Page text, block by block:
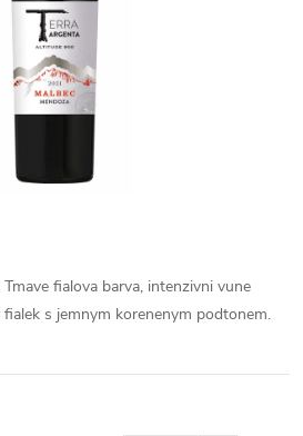
fialova barva, intenzivni vune
s jemnym korenenym podtonem.